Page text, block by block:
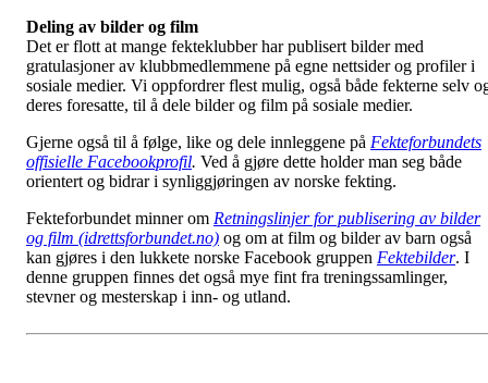
Deling av bilder og film
Det er flott at mange fekteklubber har publisert bilder med
gratulasjoner av klubbmedlemmene på egne nettsider og profiler i
sosiale medier. Vi oppfordrer flest mulig, også både fekterne selv
deres foresatte, til å dele bilder og film på sosiale medier.
Gjerne også til å følge, like og dele innleggene på Fekteforbundets
offisielle Facebookprofil. Ved å gjøre dette holder man seg både
orientert og bidrar i synliggjøringen av norske fekting.
Fekteforbundet minner om Retningslinjer for publisering av bilder
og film (idrettsforbundet.no) og om at film og bilder av barn også
kan gjøres i den lukkete norske Facebook gruppen Fektebilder. I
denne gruppen finnes det også mye fint fra treningssamlinger,
stevner og mesterskap i inn- og utland.